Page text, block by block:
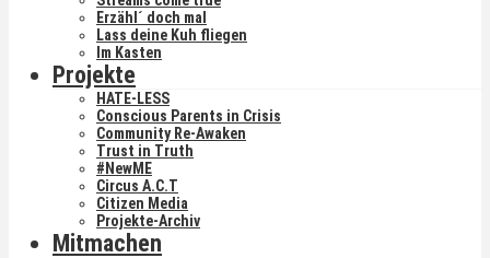
Erzähl´ doch mal
Lass deine Kuh fliegen
Im Kasten
Projekte
HATE-LESS
Conscious Parents in Crisis
Community Re-Awaken
Trust in Truth
#NewME
Circus A.C.T
Citizen Media
Projekte-Archiv
Mitmachen